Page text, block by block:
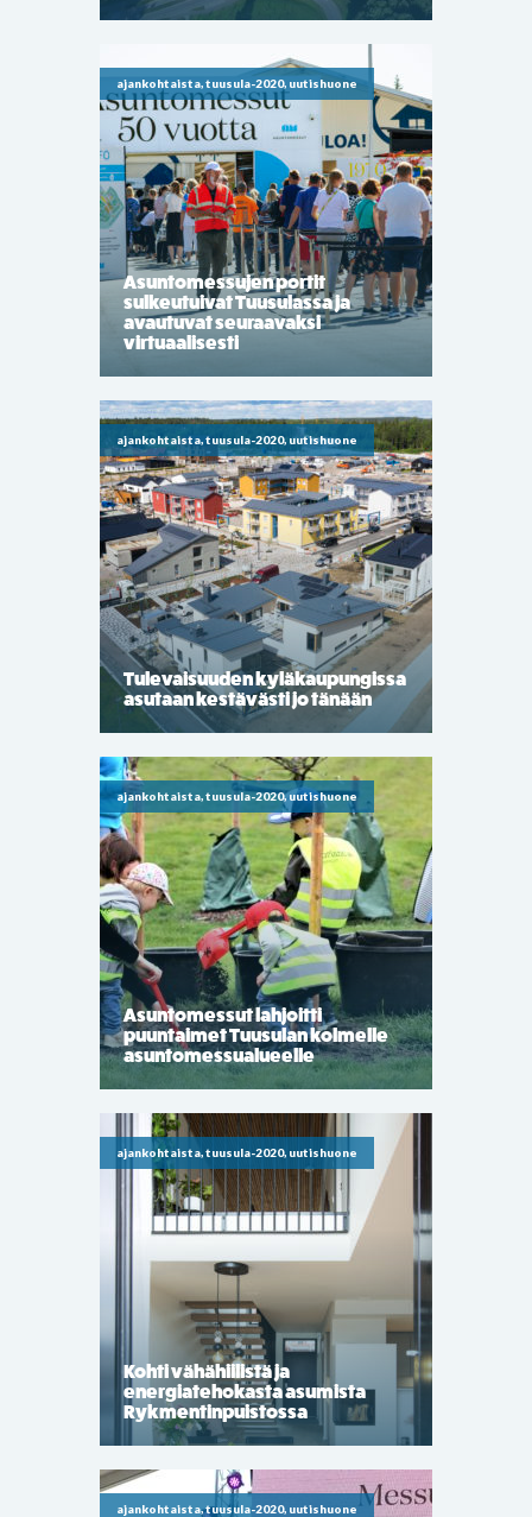
ajankohtaista, tuusula-2020, uutishuone
Asuntomessujen portit
sulkeutuivat Tuusulassa ja
avautuvat seuraavaksi
virtuaalisesti
ajankohtaista, tuusula-2020, uutishuone
Tulevaisuuden kyläkaupungissa
asutaan kestävästi jo tänään
ajankohtaista, tuusula-2020, uutishuone
Asuntomessut lahjoitti
puuntaimet Tuusulan kolmelle
asuntomessualueelle
ajankohtaista, tuusula-2020, uutishuone
Kohti vähähiilistä ja
energiatehokasta asumista
Rykmentinpuistossa
ajankohtaista, tuusula-2020, uutishuone